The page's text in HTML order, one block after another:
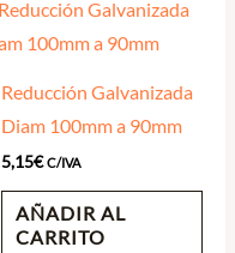
Reducción Galvanizada
Diam 100mm a 90mm
5,15€ C/IVA
AÑADIR AL
CARRITO